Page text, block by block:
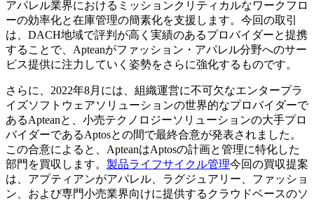
アパレル業界におけるミッションクリティカルなワークフロ
ーの効率化と在庫管理の簡素化を支援します。今回の取引
は、DACH地域で評判が高く実績のあるプロバイダーと提携
することで、Apteanがファッション・アパレル分野へのサー
ビス提供に注力していく姿勢をさらに強化するものです。
さらに、2022年8月には、組織運営に不可欠なエンタープラ
イズソフトウェアソリューションの世界的なプロバイダーで
あるApteanと、小売テクノロジーソリューションの大手プロ
バイダーであるAptosとの間で最終合意が発表されました。
この合意によると、ApteanはAptosの計画と管理に特化した
部門を買収します。 製品ライフサイクル管理今回の買収提案
は、アプティアンがアパレル、ラグジュアリー、ファッショ
ン、および専門小売業界向けに提供するクラウドベースのソ